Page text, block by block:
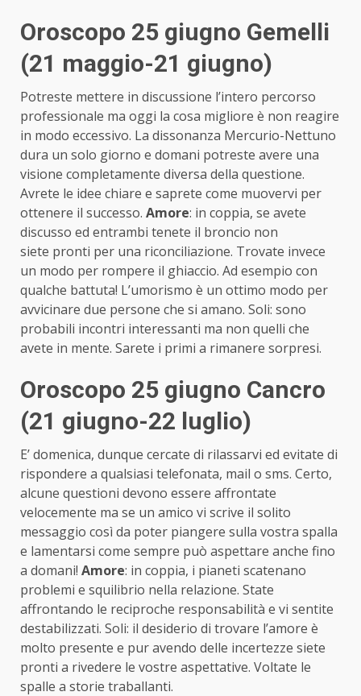
Oroscopo 25 giugno Gemelli
(21 maggio-21 giugno)
Potreste mettere in discussione l’intero percorso
professionale ma oggi la cosa migliore è non reagire
in modo eccessivo. La dissonanza Mercurio-Nettuno
dura un solo giorno e domani potreste avere una
visione completamente diversa della questione.
Avrete le idee chiare e saprete come muovervi per
ottenere il successo. Amore: in coppia, se avete
discusso ed entrambi tenete il broncio non
siete pronti per una riconciliazione. Trovate invece
un modo per rompere il ghiaccio. Ad esempio con
qualche battuta! L’umorismo è un ottimo modo per
avvicinare due persone che si amano. Soli: sono
probabili incontri interessanti ma non quelli che
avete in mente. Sarete i primi a rimanere sorpresi.
Oroscopo 25 giugno Cancro
(21 giugno-22 luglio)
E’ domenica, dunque cercate di rilassarvi ed evitate di
rispondere a qualsiasi telefonata, mail o sms. Certo,
alcune questioni devono essere affrontate
velocemente ma se un amico vi scrive il solito
messaggio così da poter piangere sulla vostra spalla
e lamentarsi come sempre può aspettare anche fino
a domani! Amore: in coppia, i pianeti scatenano
problemi e squilibrio nella relazione. State
affrontando le reciproche responsabilità e vi sentite
destabilizzati. Soli: il desiderio di trovare l’amore è
molto presente e pur avendo delle incertezze siete
pronti a rivedere le vostre aspettative. Voltate le
spalle a storie traballanti.